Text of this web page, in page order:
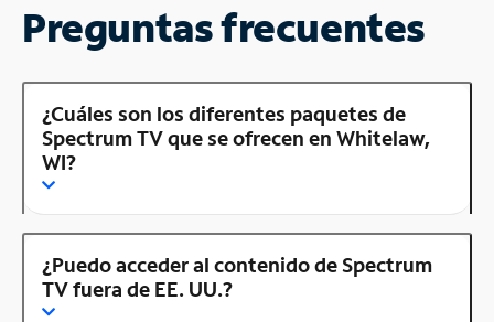
Preguntas frecuentes
¿Cuáles son los diferentes paquetes de
Spectrum TV que se ofrecen en Whitelaw,
WI?
¿Puedo acceder al contenido de Spectrum
TV fuera de EE. UU.?